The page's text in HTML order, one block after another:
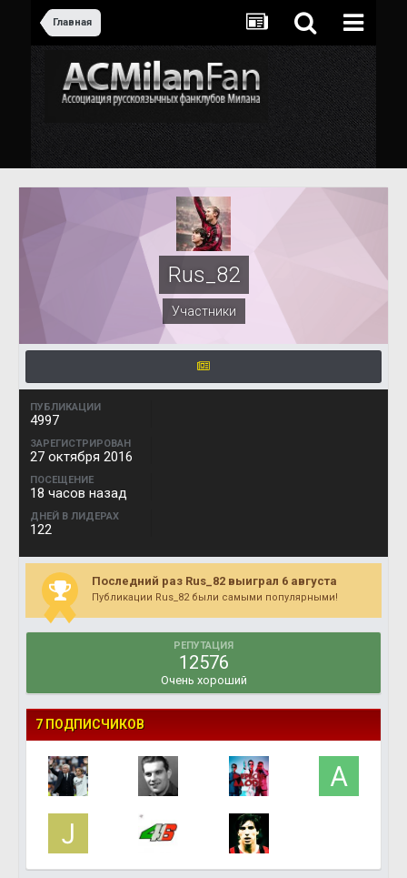
Главная
Rus_82
Участники
ПУБЛИКАЦИИ
4997
ЗАРЕГИСТРИРОВАН
27 октября 2016
ПОСЕЩЕНИЕ
18 часов назад
ДНЕЙ В ЛИДЕРАХ
122
Последний раз Rus_82 выиграл 6 августа
Публикации Rus_82 были самыми популярными!
РЕПУТАЦИЯ
12576
Очень хороший
7 ПОДПИСЧИКОВ